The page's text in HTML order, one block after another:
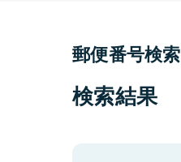
郵便番号検索
検索結果